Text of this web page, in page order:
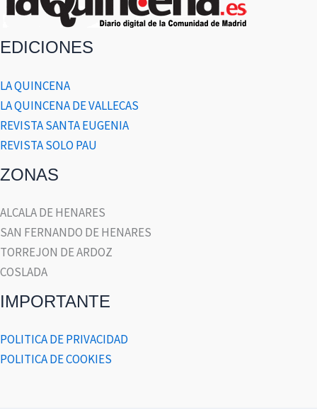
EDICIONES
LA QUINCENA
LA QUINCENA DE VALLECAS
REVISTA SANTA EUGENIA
REVISTA SOLO PAU
ZONAS
ALCALA DE HENARES
SAN FERNANDO DE HENARES
TORREJON DE ARDOZ
COSLADA
IMPORTANTE
POLITICA DE PRIVACIDAD
POLITICA DE COOKIES